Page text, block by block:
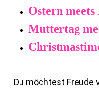
Ostern
Muttertag
Du möchtest Freude